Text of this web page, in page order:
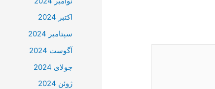
اکتبر 2024
سپتامبر 2024
آگوست 2024
جولای 2024
ژوئن 2024